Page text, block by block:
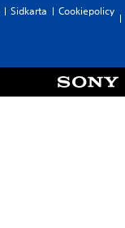
Sidkarta Cookiepolicy